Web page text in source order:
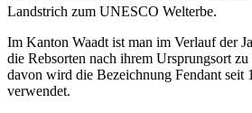
Landstrich zum UNESCO Welterbe.
Im Kanton Waadt ist man im Verlauf der
die Rebsorten nach ihrem Ursprungsort
davon wird die Bezeichnung Fendant seit
verwendet.